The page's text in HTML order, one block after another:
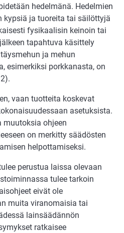
hedelmänä. Hedelmien
kypsiä ja tuoreita tai säilöttyjä
fysikaalisin keinoin tai
tapahtuva käsittely
ja mehun
esimerkiksi porkkanasta, on
vaan tuotteita koskevat
asetuksista.
ohjeen
on merkitty säädösten
helpottamiseksi.
perustua laissa olevaan
tulee tarkoin
eivät ole
muita viranomaisia tai
lainsäädännön
ratkaisee